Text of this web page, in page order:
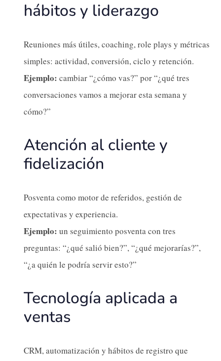
hábitos y liderazgo
Reuniones más útiles, coaching, role plays y métricas
simples: actividad, conversión, ciclo y retención.
Ejemplo: cambiar “¿cómo vas?” por “¿qué tres
conversaciones vamos a mejorar esta semana y
cómo?”
Atención al cliente y
fidelización
Posventa como motor de referidos, gestión de
expectativas y experiencia.
Ejemplo: un seguimiento posventa con tres
preguntas: “¿qué salió bien?”, “¿qué mejorarías?”,
“¿a quién le podría servir esto?”
Tecnología aplicada a
ventas
CRM, automatización y hábitos de registro que